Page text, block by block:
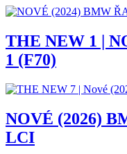
THE NEW 1 |
1 (F70)
NOVÉ (2026)
LCI